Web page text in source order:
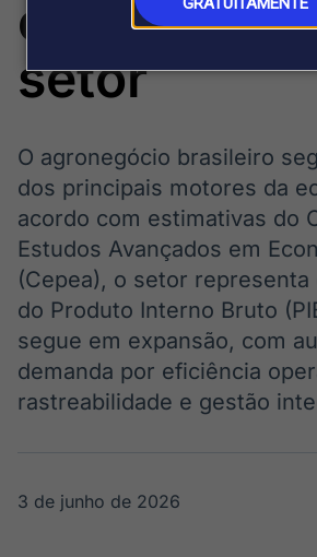
Político
Os
política
tempo real
estratégia
setor
O agronegócio brasileiro
dos principais motores da
acordo com estimativas do
Estudos Avançados em
(Cepea), o setor representa
do Produto Interno Bruto
segue em expansão, com
demanda por eficiência
rastreabilidade e gestão
3 de junho de 2026